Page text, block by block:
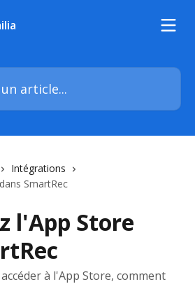
Intégrations
SmartRec
l'App Store
à l'App Store, comment